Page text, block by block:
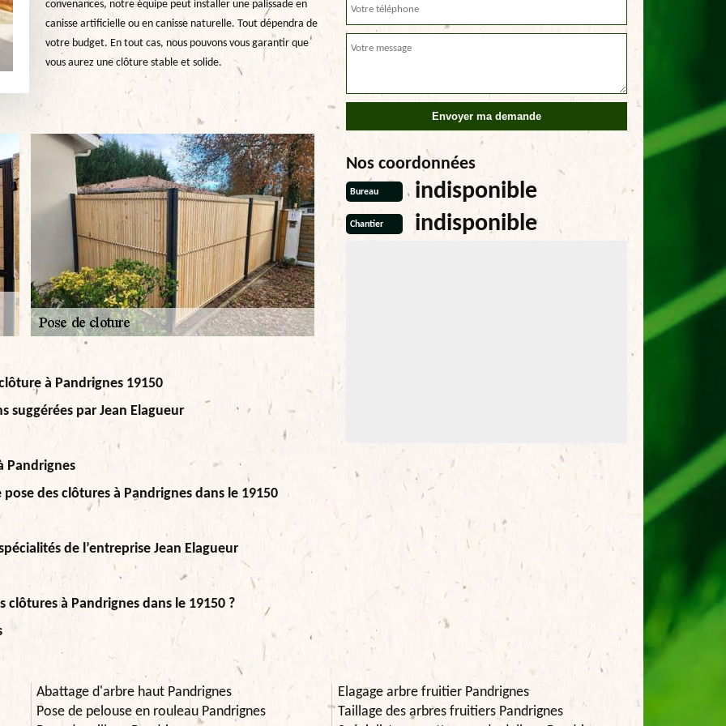
convenances, notre équipe peut installer une palissade en
canisse artificielle ou en canisse naturelle. Tout dépendra de
votre budget. En tout cas, nous pouvons vous garantir que
vous aurez une clôture stable et solide.
à Pandrignes 19150
suggérées par Jean Elagueur
Pandrignes
des clôtures à Pandrignes dans le 19150
de l’entreprise Jean Elagueur
à Pandrignes dans le 19150 ?
Nos coordonnées
Bureau indisponible
Chantier indisponible
Abattage d'arbre haut Pandrignes
Pose de pelouse en rouleau Pandrignes
Elagage arbre fruitier Pandrignes
Taillage des arbres fruitiers Pandrignes